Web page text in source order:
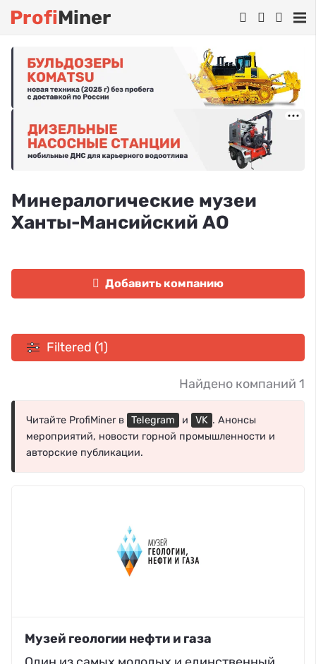
ProfiMiner
Минералогические музеи
Ханты-Мансийский АО
Добавить компанию
Filtered (1)
Найдено компаний 1
Читайте ProfiMiner в Telegram и VK . Анонсы
мероприятий, новости горной промышленности и
авторские публикации.
Музей геологии нефти и газа